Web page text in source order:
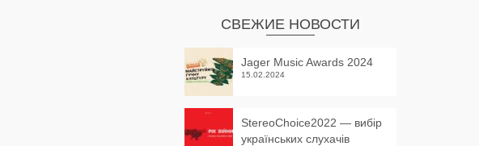
СВЕЖИЕ НОВОСТИ
Jager Music Awards 2024
15.02.2024
StereoChoice2022 — вибір
українських слухачів